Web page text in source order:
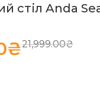
стіл Anda
21,999.00₴
₴